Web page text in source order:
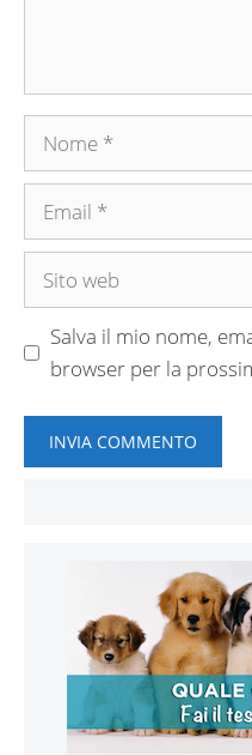
Nome
Email
Sito
Salva il mio nome,
browser per la